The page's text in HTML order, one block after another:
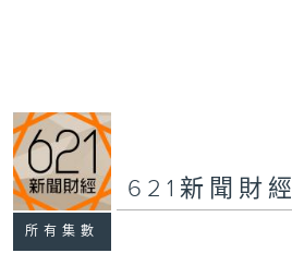
所有集數
621新聞財經